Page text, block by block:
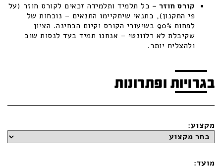
קורס חוזר – כל תלמיד ותלמידה זכאים לקורס חוזר (על
פי התקנון), בתנאי שיתקיימו התנאים – נוכחות של
לפחות 90% בשיעורי הקורס וקיום הבחינה. הציון
שקיבלת לא רלוונטי – אנחנו תמיד בעד לנסות שוב
ולהצליח יותר.
בגרויות ופתרונות
מקצוע:
מועד: